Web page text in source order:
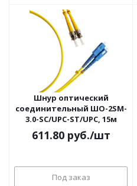
Шнур оптический
соединительный ШО-2SM-
3.0-SC/UPC-ST/UPC, 15м
611.80руб./шт
Под заказ